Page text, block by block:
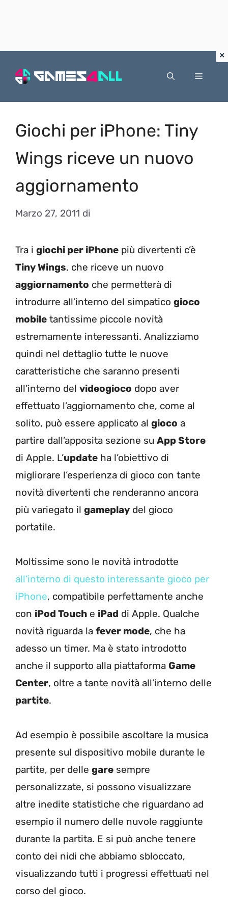
Menu
Giochi per iPhone: Tiny
Wings riceve un nuovo
aggiornamento
Marzo 27, 2011 di
Tra i giochi per iPhone più divertenti c’è
Tiny Wings, che riceve un nuovo
aggiornamento che permetterà di
introdurre all’interno del simpatico gioco
mobile tantissime piccole novità
estremamente interessanti. Analizziamo
quindi nel dettaglio tutte le nuove
caratteristiche che saranno presenti
all’interno del videogioco dopo aver
effettuato l’aggiornamento che, come al
solito, può essere applicato al gioco a
partire dall’apposita sezione su App Store
di Apple. L’update ha l’obiettivo di
migliorare l’esperienza di gioco con tante
novità divertenti che renderanno ancora
più variegato il gameplay del gioco
portatile.
Moltissime sono le novità introdotte
all’interno di questo interessante gioco per
iPhone, compatibile perfettamente anche
con iPod Touch e iPad di Apple. Qualche
novità riguarda la fever mode, che ha
adesso un timer. Ma è stato introdotto
anche il supporto alla piattaforma Game
Center, oltre a tante novità all’interno delle
partite.
Ad esempio è possibile ascoltare la musica
presente sul dispositivo mobile durante le
partite, per delle gare sempre
personalizzate, si possono visualizzare
altre inedite statistiche che riguardano ad
esempio il numero delle nuvole raggiunte
durante la partita. E si può anche tenere
conto dei nidi che abbiamo sbloccato,
visualizzando tutti i progressi effettuati nel
corso del gioco.